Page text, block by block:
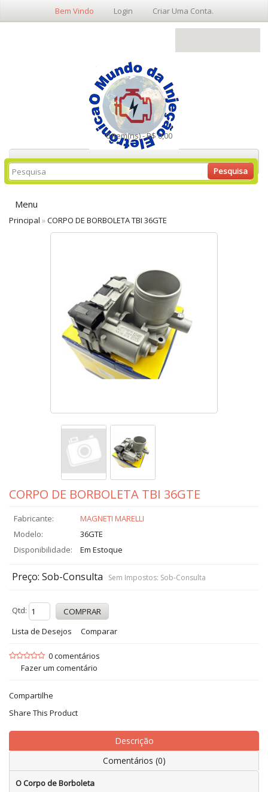
Bem Vindo Login Criar Uma Conta.
0 item(ns) - R$ 0,00
Pesquisa
Menu
Principal »CORPO DE BORBOLETA TBI 36GTE
CORPO DE BORBOLETA TBI 36GTE
Fabricante:
MAGNETI MARELLI
Modelo:
36GTE
Disponibilidade:
Em Estoque
Preço: Sob-Consulta Sem Impostos: Sob-Consulta
Qtd:
Lista de Desejos
Comparar
0 comentários
Fazer um comentário
Compartilhe
Share This Product
Descrição
Comentários (0)
O Corpo de Borboleta